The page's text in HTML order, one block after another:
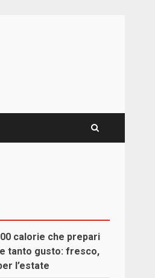
calorie che prepari
tanto gusto: fresco,
l’estate